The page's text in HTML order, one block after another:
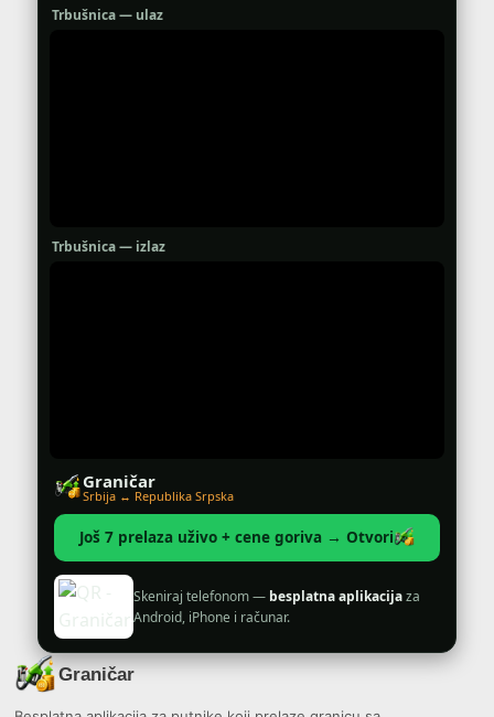
Trbušnica — ulaz
Trbušnica — izlaz
Graničar
Srbija ↔ Republika Srpska
Još 7 prelaza uživo + cene goriva → Otvori
Skeniraj telefonom — besplatna aplikacijaza
Android, iPhone i računar.
Graničar